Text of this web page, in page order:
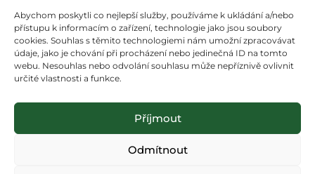
Abychom poskytli co nejlepší služby, používáme k ukládání a/nebo
přístupu k informacím o zařízení, technologie jako jsou soubory
cookies. Souhlas s těmito technologiemi nám umožní zpracovávat
údaje, jako je chování při procházení nebo jedinečná ID na tomto
webu. Nesouhlas nebo odvolání souhlasu může nepříznivě ovlivnit
určité vlastnosti a funkce.
Příjmout
Odmítnout
Obchodní podmínky
Ochrana osobních údajů
Kontakty
O nás
Co je to CBD?